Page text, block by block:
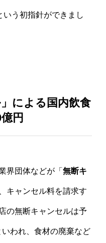
う初指針ができまし
による国内飲食
円
界団体などが「 無断キ
キャンセル料を請求す
の無断キャンセルは予
われ、食材の廃棄など